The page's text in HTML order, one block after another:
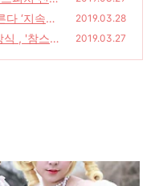
‘지속가
2019.03.28
, '참스(C
2019.03.27